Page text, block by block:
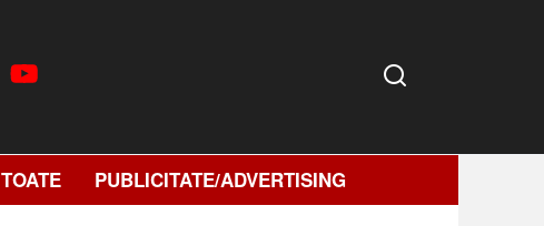
TOATE PUBLICITATE/ADVERTISING